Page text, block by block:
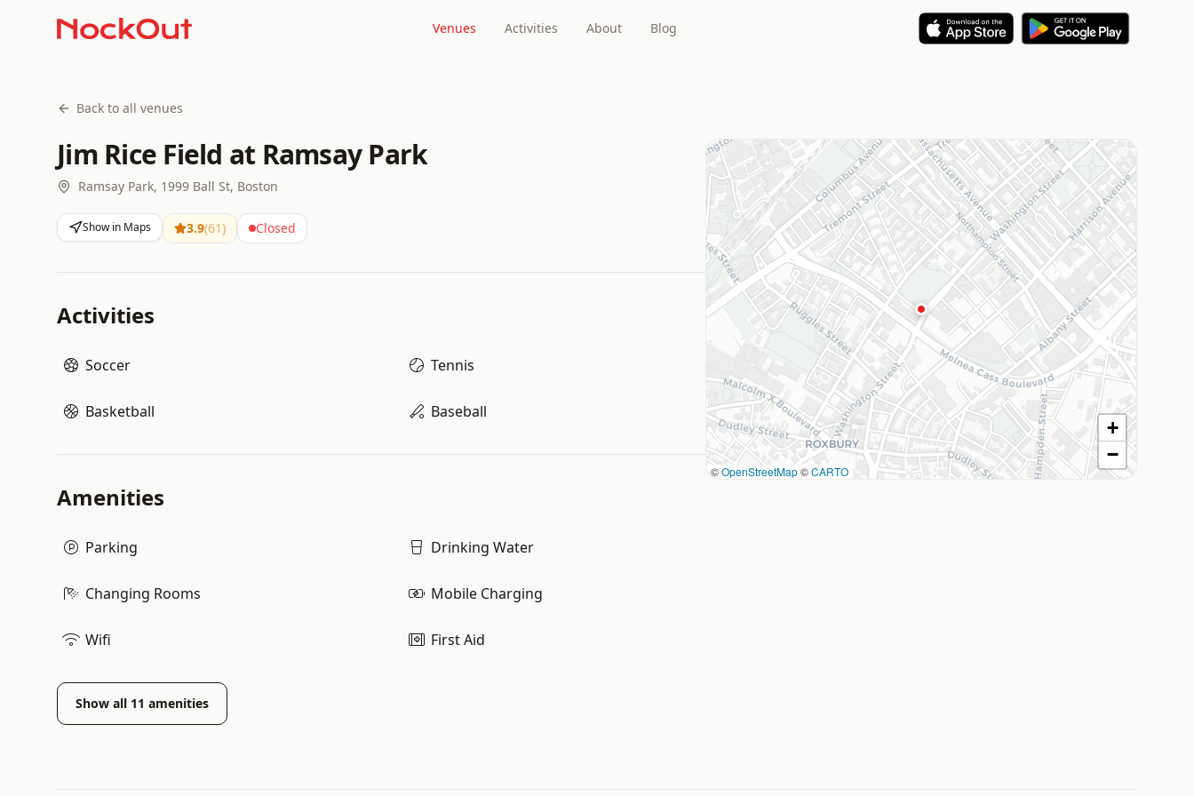
Venues Activities About Blog
Back to all venues
Jim Rice Field at Ramsay Park
Ramsay Park, 1999 Ball St, Boston
Show in Maps 3.9(61) Closed
Activities
Soccer Tennis
Basketball Baseball
Amenities
Parking Drinking Water
Changing Rooms Mobile Charging
Wifi First Aid
Show all 11 amenities
©OpenStreetMap©CARTO
+
−